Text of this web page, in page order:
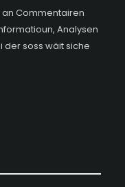
an Commentairen
Analysen
soss wäit siche